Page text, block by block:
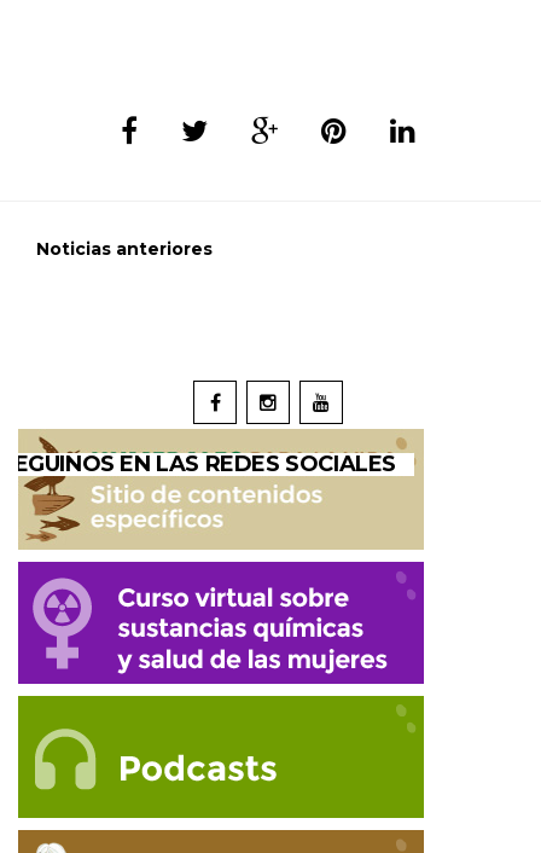
Noticias anteriores
SEGUINOS EN LAS REDES SOCIALES